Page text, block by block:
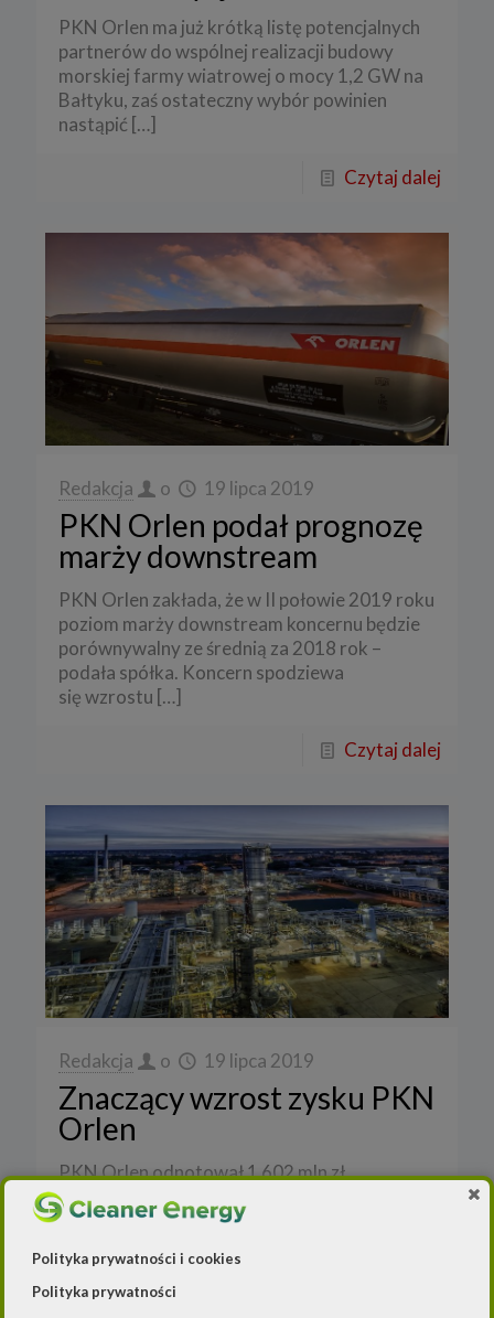
PKN Orlen ma już krótką listę potencjalnych
partnerów do wspólnej realizacji budowy
morskiej farmy wiatrowej o mocy 1,2 GW na
Bałtyku, zaś ostateczny wybór powinien
nastąpić […]
Czytaj dalej
Redakcja o 19 lipca 2019
PKN Orlen podał prognozę
marży downstream
PKN Orlen zakłada, że w II połowie 2019 roku
poziom marży downstream koncernu będzie
porównywalny ze średnią za 2018 rok –
podała spółka. Koncern spodziewa
się wzrostu […]
Czytaj dalej
Redakcja o 19 lipca 2019
Znaczący wzrost zysku PKN
Orlen
PKN Orlen odnotował 1 602 mln zł
skonsolidowanego zysku netto przypisanego
akcjonariuszom jednostki dominującej w II kw.
Polityka prywatności i cookies
Polityka prywatności